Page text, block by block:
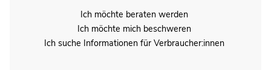
Ich möchte beraten werden
Ich möchte mich beschweren
Ich suche Informationen für Verbraucher:innen